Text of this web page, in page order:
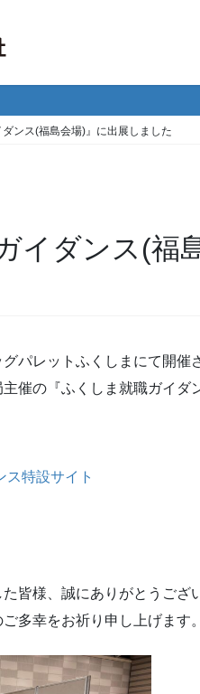
ダンス(福島会場)』に出展しました
イダンス(福
パレットふくしまにて開催
催の『ふくしま就職ガイダ
ス特設サイト
皆様、誠にありがとうござ
多幸をお祈り申し上げます。